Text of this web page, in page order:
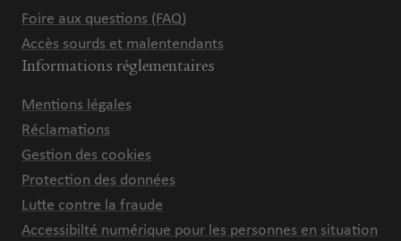
Foire aux questions (FAQ)
Accès sourds et malentendants
Informations réglementaires
Mentions légales
Réclamations
Gestion des cookies
Protection des données
Lutte contre la fraude
Accessibilté numérique pour les personnes en situation